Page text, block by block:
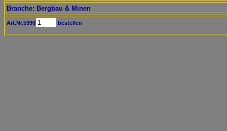
Branche: Bergbau & Minen
Art.Nr.5390 bestellen